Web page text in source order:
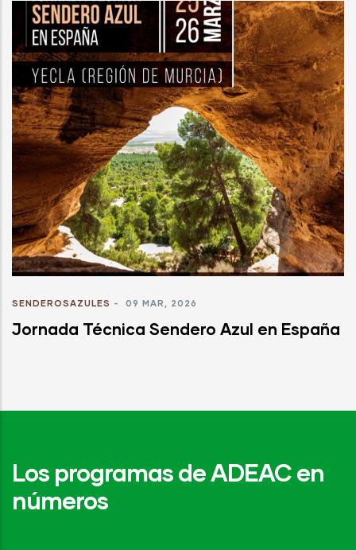
SENDEROSAZULES - 09 MAR, 2026
Jornada Técnica Sendero Azul en España
Los programas de ADEAC en
números